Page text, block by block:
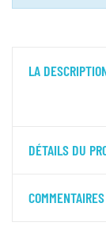
LA
DÉTAILS DU
COMMENTAIRES